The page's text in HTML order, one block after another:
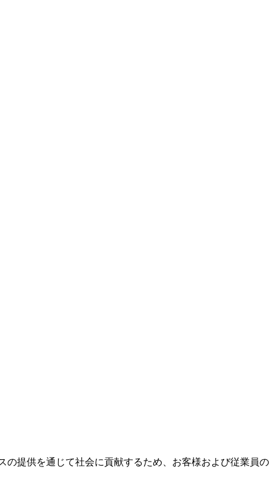
提供を通じて社会に貢献するため、お客様および従業員の